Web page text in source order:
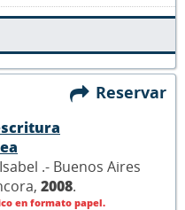
Reservar
.- Buenos Aires
2008.
en formato papel.